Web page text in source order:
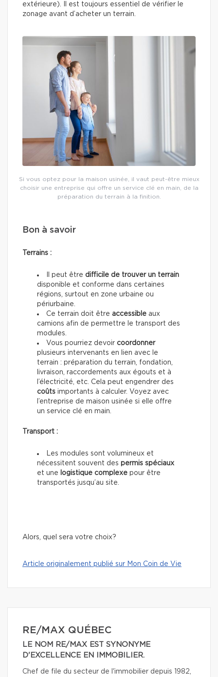
extérieure). Il est toujours essentiel de vérifier le
zonage avant d’acheter un terrain.
Si vous optez pour la maison usinée, il vaut peut-être mieux
choisir une entreprise qui offre un service clé en main, de la
préparation du terrain à la finition.
Bon à savoir
Terrains :
Il peut être difficile de trouver un terrain
disponible et conforme dans certaines
régions, surtout en zone urbaine ou
périurbaine.
Ce terrain doit être accessible aux
camions afin de permettre le transport des
modules.
Vous pourriez devoir coordonner
plusieurs intervenants en lien avec le
terrain : préparation du terrain, fondation,
livraison, raccordements aux égouts et à
l’électricité, etc. Cela peut engendrer des
coûts importants à calculer. Voyez avec
l’entreprise de maison usinée si elle offre
un service clé en main.
Transport :
Les modules sont volumineux et
nécessitent souvent des permis spéciaux
et une logistique complexe pour être
transportés jusqu’au site.
Alors, quel sera votre choix?
Article originalement publié sur Mon Coin de Vie
RE/MAX QUÉBEC
LE NOM RE/MAX EST SYNONYME
D'EXCELLENCE EN IMMOBILIER.
Chef de file du secteur de l'immobilier depuis 1982,